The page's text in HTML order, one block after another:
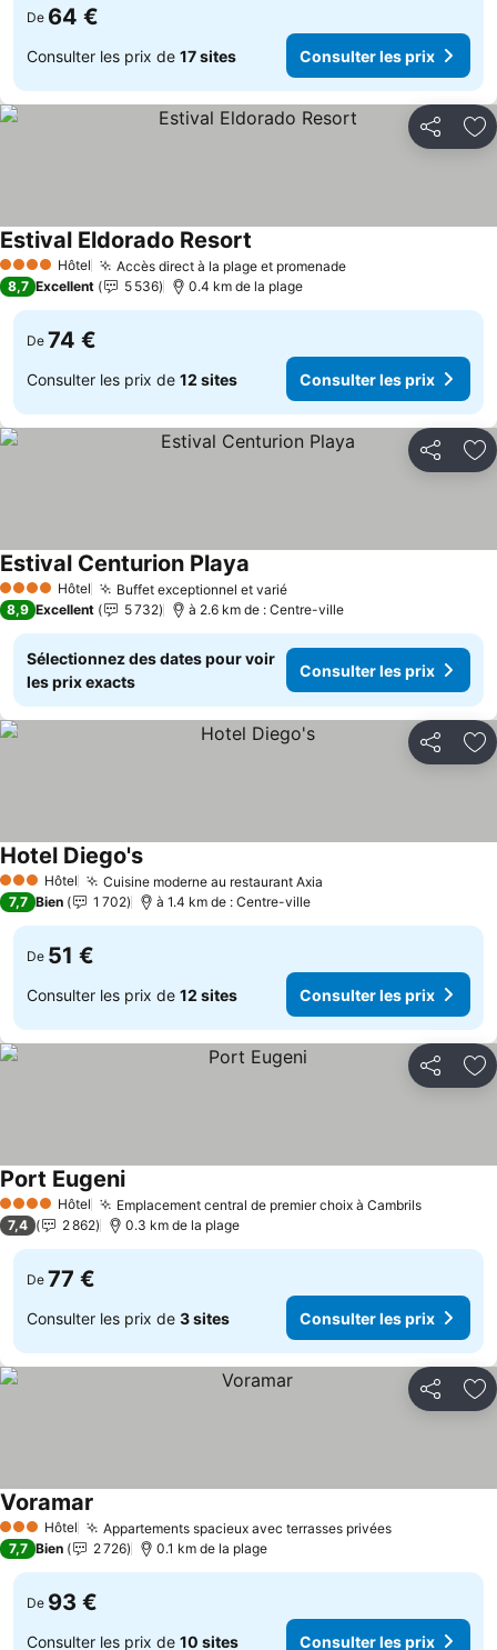
De 64 €
Consulter les prix de 17 sites Consulter les prix
Partager
4 Étoiles Hôtel Accès direct à la plage et promenadeConsulter les prix
Estival Eldorado Resort
8,7 Excellent 5 536 0.4 km de la plage
De 74 €
Consulter les prix de 12 sites Consulter les prix
Partager
4 Étoiles Hôtel Buffet exceptionnel et variéConsulter les prix
Estival Centurion Playa
8,9 Excellent 5 732 à 2.6 km de : Centre-ville
Sélectionnez des dates pour voir
les prix exacts
Consulter les prix
Partager
3 ÉtoilesHôtel Cuisine moderne au restaurant Axia
Hotel Diego'sConsulter les prix
7,7 Bien 1 702 à 1.4 km de : Centre-ville
De 51 €
Consulter les prix de 12 sites Consulter les prix
Partager
4 Étoiles Hôtel Emplacement central de premier choix à Cambrils
Port EugeniConsulter les prix
7,4 2 862 0.3 km de la plage
De 77 €
Consulter les prix de 3 sites Consulter les prix
Partager
3 ÉtoilesHôtel Appartements spacieux avec terrasses privéesConsulter
Voramar
7,7 Bien 2 726 0.1 km de la plage
De 93 €
Consulter les prix de 10 sites Consulter les prix